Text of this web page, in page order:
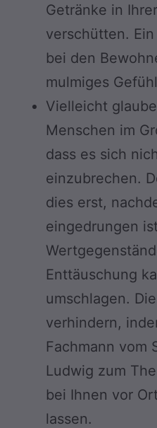
Getränke in
verschütten.
bei den
mulmiges
Vielleicht
Menschen im
dass es sich
einzubrechen.
dies erst,
eingedrungen
Enttäuschung
umschlagen.
verhindern,
Fachmann vom
Ludwig zum
bei Ihnen vor
lassen.